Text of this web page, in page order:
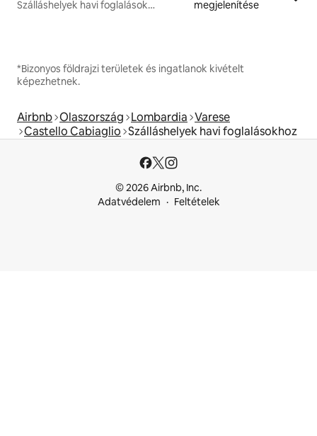
Szálláshelyek havi foglalásokhoz
megjelenítése
*Bizonyos földrajzi területek és ingatlanok kivételt
képezhetnek.
Airbnb Olaszország Lombardia Varese
Castello Cabiaglio Szálláshelyek havi foglalásokhoz
© 2026 Airbnb, Inc.
Adatvédelem
Feltételek